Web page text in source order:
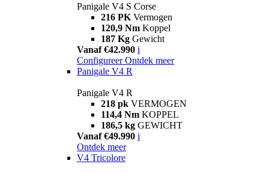
Panigale V4 S Corse
216 PK Vermogen
120,9 Nm Koppel
187 Kg Gewicht
Vanaf €42.990 i
Configureer Ontdek meer
Panigale V4 R
Panigale V4 R
218 pk VERMOGEN
114,4 Nm KOPPEL
186,5 kg GEWICHT
Vanaf €49.990 i
Ontdek meer
V4 Tricolore